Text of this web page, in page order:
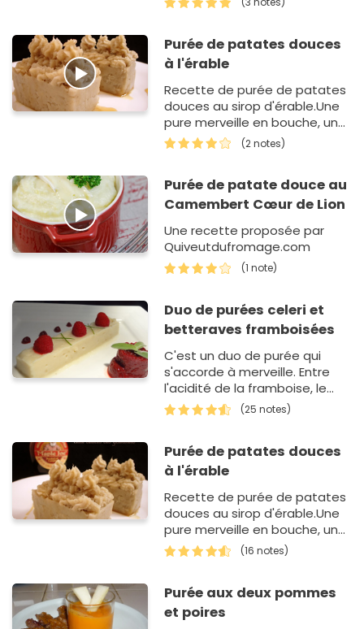
pour accompag…
Purée de patates douces
à l'érable
Recette de purée de patates
douces au sirop d'érable.Une
pure merveille en bouche, un
mélange de sucré/salé avec
une texture légèrement
lég…
(2 notes)
Purée de patate douce au
Camembert Cœur de Lion
Une recette proposée par
Quiveutdufromage.com
(1 note)
Duo de purées celeri et
betteraves framboisées
C'est un duo de purée qui
s'accorde à merveille. Entre
l'acidité de la framboise, le
sucré de la betterave et la
douceur du céler…
(25 notes)
Purée de patates douces
à l'érable
Recette de purée de patates
douces au sirop d'érable.Une
pure merveille en bouche, un
mélange de sucré/salé avec
une texture légèrement
lég…
(16 notes)
Purée aux deux pommes
et poires